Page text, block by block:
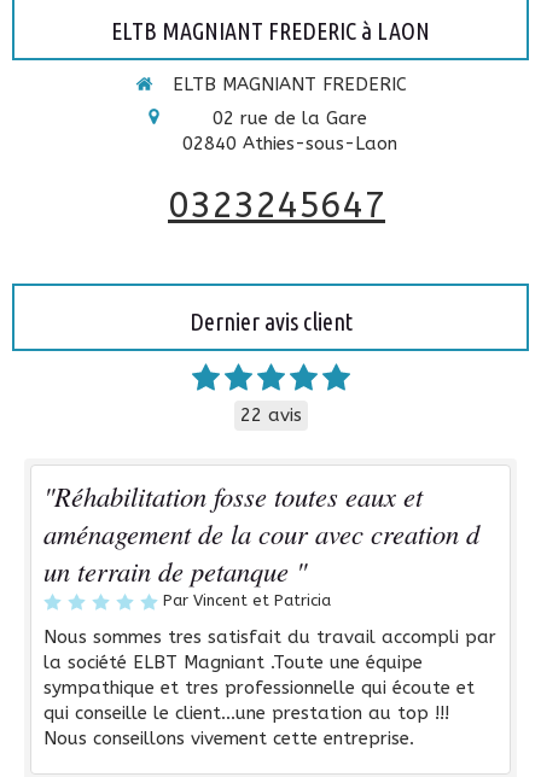
ELTB MAGNIANT FREDERIC à LAON
ELTB MAGNIANT FREDERIC
02 rue de la Gare
02840 Athies-sous-Laon
0323245647
Dernier avis client
22 avis
"Réhabilitation fosse toutes eaux et
aménagement de la cour avec creation d
un terrain de petanque "
Par Vincent et Patricia
Nous sommes tres satisfait du travail accompli par
la société ELBT Magniant .Toute une équipe
sympathique et tres professionnelle qui écoute et
qui conseille le client...une prestation au top !!!
Nous conseillons vivement cette entreprise.